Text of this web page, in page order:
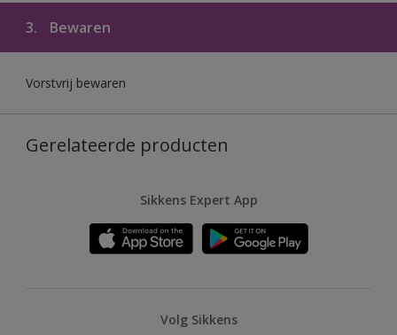
3. Bewaren
Vorstvrij bewaren
Gerelateerde producten
Sikkens Expert App
Volg Sikkens